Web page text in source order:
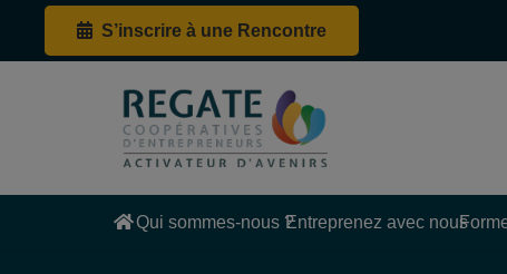
S’inscrire à une Rencontre
Qui sommes-nous ?Entreprenez avec nous